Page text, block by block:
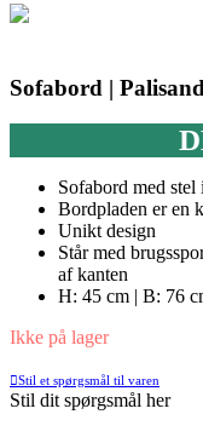
Sofabord |
Sofabord med stel
Bordpladen er en
Unikt design
Står med
af kanten
H: 45 cm | B: 76
Ikke på lager
Stil et spørgsmål til varen
Stil dit spørgsmål her